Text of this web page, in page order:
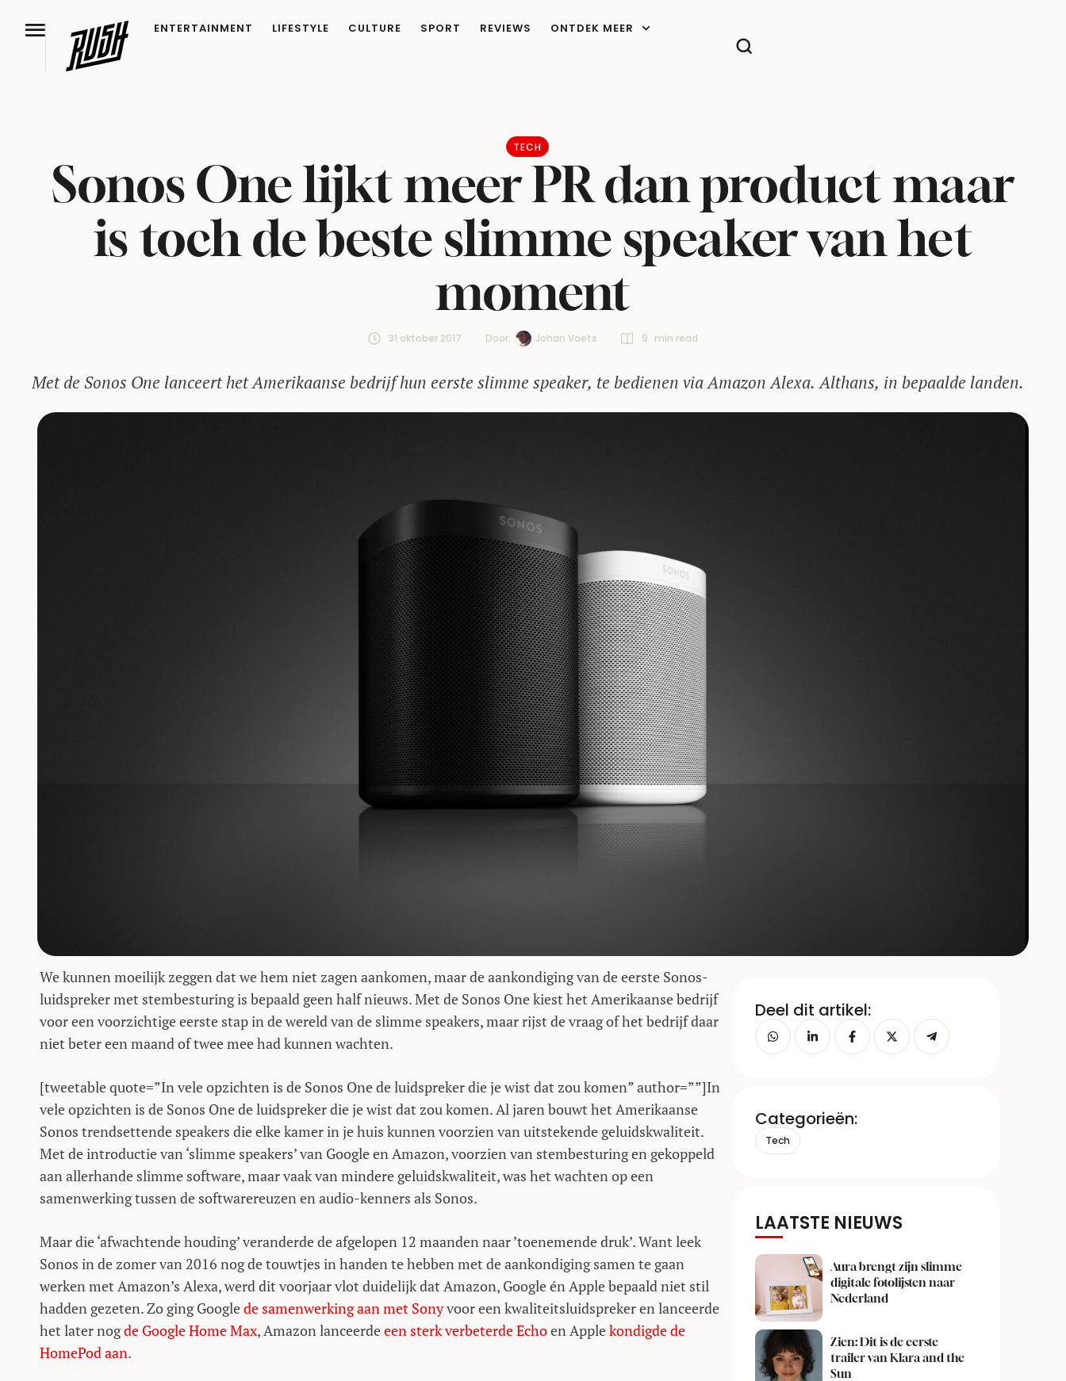
ENTERTAINMENT LIFESTYLE CULTURE SPORT REVIEWS ONTDEK MEER
TECH
Sonos One lijkt meer PR dan product maar
is toch de beste slimme speaker van het
moment
31 oktober 2017 Door: Johan Voets 9 min read
Met de Sonos One lanceert het Amerikaanse bedrijf hun eerste slimme speaker, te bedienen via Amazon Alexa. Althans, in bepaalde landen.
We kunnen moeilijk zeggen dat we hem niet zagen aankomen, maar de aankondiging van de eerste Sonos-
luidspreker met stembesturing is bepaald geen half nieuws. Met de Sonos One kiest het Amerikaanse bedrijf
voor een voorzichtige eerste stap in de wereld van de slimme speakers, maar rijst de vraag of het bedrijf daar
niet beter een maand of twee mee had kunnen wachten.
[tweetable quote=”In vele opzichten is de Sonos One de luidspreker die je wist dat zou komen” author=””]In
vele opzichten is de Sonos One de luidspreker die je wist dat zou komen. Al jaren bouwt het Amerikaanse
Sonos trendsettende speakers die elke kamer in je huis kunnen voorzien van uitstekende geluidskwaliteit.
Met de introductie van ‘slimme speakers’ van Google en Amazon, voorzien van stembesturing en gekoppeld
aan allerhande slimme software, maar vaak van mindere geluidskwaliteit, was het wachten op een
samenwerking tussen de softwarereuzen en audio-kenners als Sonos.
Maar die ‘afwachtende houding’ veranderde de afgelopen 12 maanden naar ’toenemende druk’. Want leek
Sonos in de zomer van 2016 nog de touwtjes in handen te hebben met de aankondiging samen te gaan
werken met Amazon’s Alexa, werd dit voorjaar vlot duidelijk dat Amazon, Google én Apple bepaald niet stil
hadden gezeten. Zo ging Googlede samenwerking aan met Sonyvoor een kwaliteitsluidspreker en lanceerde
het later nogde Google Home Max, Amazon lanceerdeeen sterk verbeterde Echoen Applekondigde de
HomePod aan.
Deel dit artikel:
Categorieën:
Tech
LAATSTE NIEUWS
Aura brengt zijn slimme
digitale fotolijsten naar
Nederland
Zien: Dit is de eerste
trailer van Klara and the
Sun